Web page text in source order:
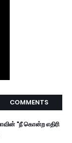
COMMENTS
"நீ கொன்ற எதிரி